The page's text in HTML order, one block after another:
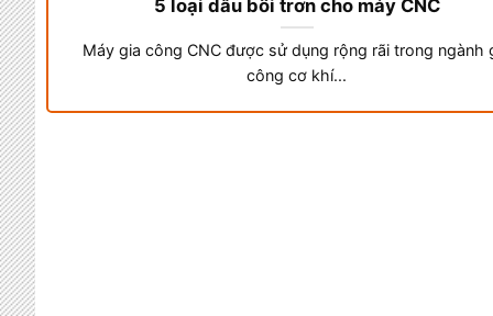
5 loại dầu bôi trơn cho máy CNC
Máy gia công CNC được sử dụng rộng rãi trong ngành
công cơ khí...